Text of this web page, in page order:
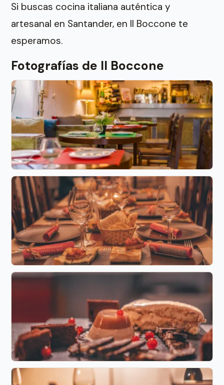
Si buscas cocina italiana auténtica y
artesanal en Santander, en Il Boccone te
esperamos.
Fotografías de Il Boccone